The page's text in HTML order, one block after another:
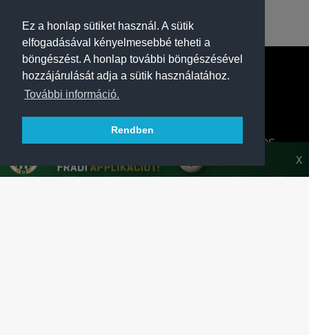
Ez a honlap sütiket használ. A sütik
elfogadásával kényelmesebbé teheti a
böngészést. A honlap további böngészésével
hozzájárulását adja a sütik használatához.
További információ.
Rendben
A FERENCVÁROSI TORNA CLUB HIVATALOS
X